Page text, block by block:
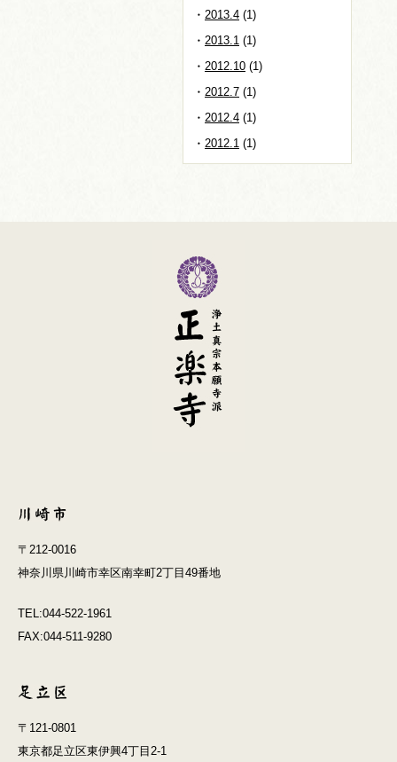
2013.4 (1)
2013.1 (1)
2012.10 (1)
2012.7 (1)
2012.4 (1)
2012.1 (1)
〒212-0016
神奈川県川崎市幸区南幸町2丁目49番地
TEL:044-522-1961
FAX:044-511-9280
〒121-0801
東京都足立区東伊興4丁目2-1